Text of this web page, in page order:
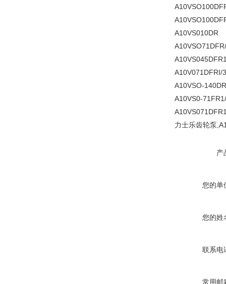
A10VS010DR
A10V071DFRI/
A10VSO-
A10VS0-
力士乐齿轮泵
产
您的单
您的姓
联系电
常用邮